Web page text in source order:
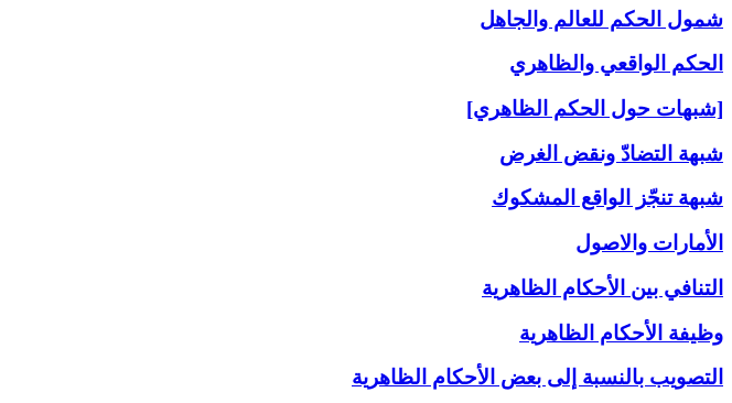
شمول الحكم للعالم والجاهل
الحكم الواقعي والظاهري
[شبهات حول الحكم الظاهري]
شبهة التضادّ ونقض الغرض
شبهة تنجّز الواقع المشكوك
الأمارات والاصول
التنافي بين الأحكام الظاهرية
وظيفة الأحكام الظاهرية
التصويب بالنسبة إلى‏ بعض الأحكام الظاهرية